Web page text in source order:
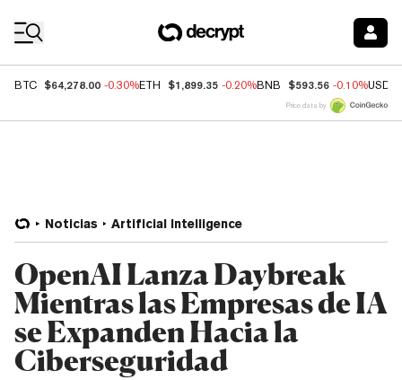
BTC $64,278.00 -0.30%ETH $1,899.35 -0.20%BNB $593.56 -0.10%USDC
Price data by
Noticias Artificial Intelligence
OpenAI Lanza Daybreak
Mientras las Empresas de IA
se Expanden Hacia la
Ciberseguridad